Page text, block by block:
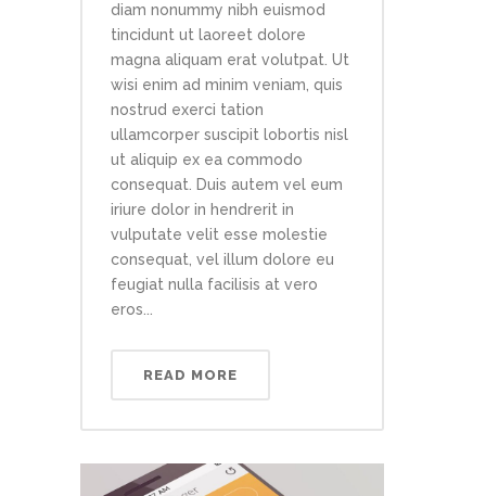
diam nonummy nibh euismod
tincidunt ut laoreet dolore
magna aliquam erat volutpat. Ut
wisi enim ad minim veniam, quis
nostrud exerci tation
ullamcorper suscipit lobortis nisl
ut aliquip ex ea commodo
consequat. Duis autem vel eum
iriure dolor in hendrerit in
vulputate velit esse molestie
consequat, vel illum dolore eu
feugiat nulla facilisis at vero
eros...
READ MORE